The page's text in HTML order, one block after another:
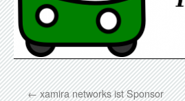
←xamira networks ist Sponsor